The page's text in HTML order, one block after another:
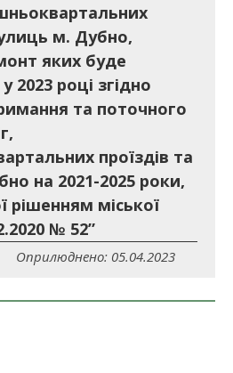
м. Дубно,
яких буде
2023 році згідно
та поточного
проїздів та
на 2021-2025 роки,
рішенням міської
№ 52”
Оприлюднено: 05.04.2023